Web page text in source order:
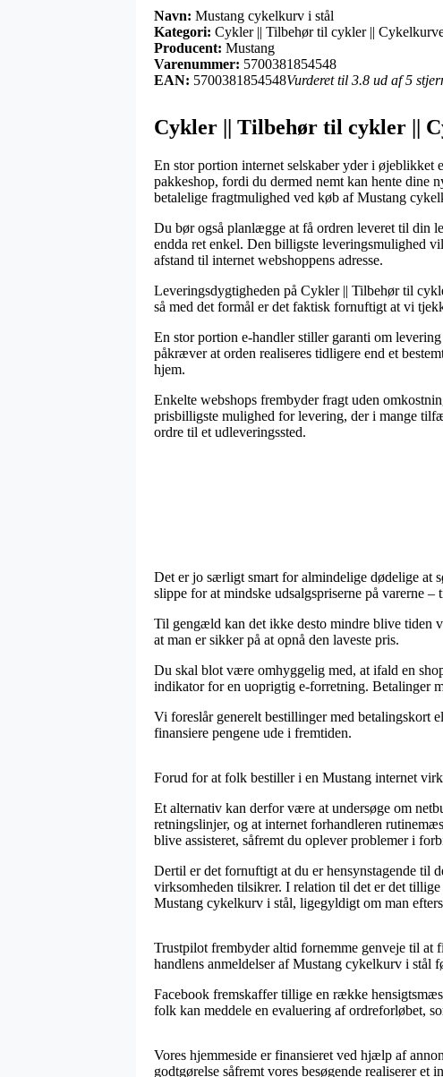
Navn: Mustang cykelkurv i stål
Kategori: Cykler || Tilbehør til cykler ||
Producent: Mustang
Varenummer: 5700381854548
EAN: 5700381854548Vurderet til 3.8 ud af 5
Cykler || Tilbehør til cykler ||
En stor portion internet selskaber yder i
pakkeshop, fordi du dermed nemt kan hente dine
betalelige fragtmulighed ved køb af Mustang
Du bør også planlægge at få ordren leveret til din
endda ret enkel. Den billigste leveringsmulighed
afstand til internet webshoppens adresse.
Leveringsdygtigheden på Cykler || Tilbehør til
så med det formål er det faktisk fornuftigt at vi
En stor portion e-handler stiller garanti om
påkræver at orden realiseres tidligere end et
hjem.
Enkelte webshops frembyder fragt uden
prisbilligste mulighed for levering, der i mange
ordre til et udleveringssted.
Det er jo særligt smart for almindelige dødelige at
slippe for at mindske udsalgspriserne på varerne
Til gengæld kan det ikke desto mindre blive tiden
at man er sikker på at opnå den laveste pris.
Du skal blot være omhyggelig med, at ifald en
indikator for en uoprigtig e-forretning. Betalinger
Vi foreslår generelt bestillinger med betalingskort
finansiere pengene ude i fremtiden.
Forud for at folk bestiller i en Mustang internet
Et alternativ kan derfor være at undersøge om
retningslinjer, og at internet forhandleren
blive assisteret, såfremt du oplever problemer i
Dertil er det fornuftigt at du er hensynstagende til
virksomheden tilsikrer. I relation til det er det
Mustang cykelkurv i stål, ligegyldigt om man
Trustpilot frembyder altid fornemme genveje til at
handlens anmeldelser af Mustang cykelkurv i stål
Facebook fremskaffer tillige en række
folk kan meddele en evaluering af ordreforløbet,
Vores hjemmeside er finansieret ved hjælp af
godtgørelse såfremt vores besøgende realiserer et